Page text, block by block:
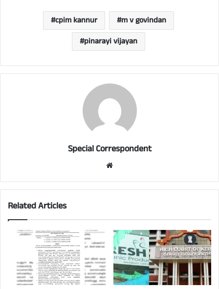
cpim kannur
m v govindan
pinarayi vijayan
Special Correspondent
Related Articles